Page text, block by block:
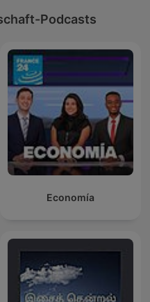
Podcasts
Economía